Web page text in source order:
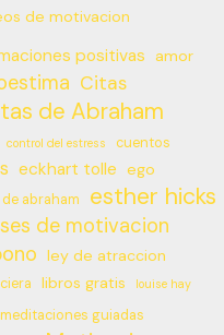
de motivacion
positivas
amor
Citas
de Abraham
control del estress cuentos
eckhart tolle ego
abraham esther hicks
de motivacion
ley de atraccion
libros gratis louise hay
meditaciones guiadas